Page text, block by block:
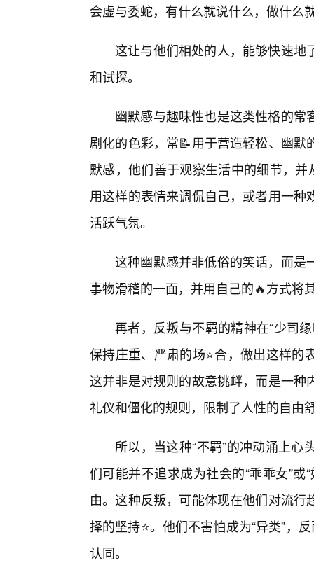
会虚与委蛇，有什么就说什么，做什么
这让与他们相处的人，能够快速地
和试探。
幽默感与趣味性也是这类性格的
剧化的色彩，常📝用于营造轻松、幽
默感，他们善于观察生活中的细节，
用这样的表情来调侃自己，或者用一
活跃气氛。
这种幽默感并非低俗的笑话，而是
事物滑稽的一面，并用自己的🔥方式将
再者，反叛与不羁的精神在“少司
保持庄重、严肃的场⭐合，做出这样
这并非是对规则的故意挑衅，而是一
礼仪和僵化的规则，限制了人性的自由
所以，当这种“不羁”的冲动涌上
们可能并不追求成为社会的“乖乖女”
由。这种反叛，可能体现在他们对流
择的坚持⭐。他们不害怕成为“异类”，
认同。